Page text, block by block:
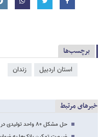
برچسب‌ها
استان اردبیل زندان
خبرهای مرتبط
حل مشکل ۸۰ واحد تولیدی در استان اردبیل